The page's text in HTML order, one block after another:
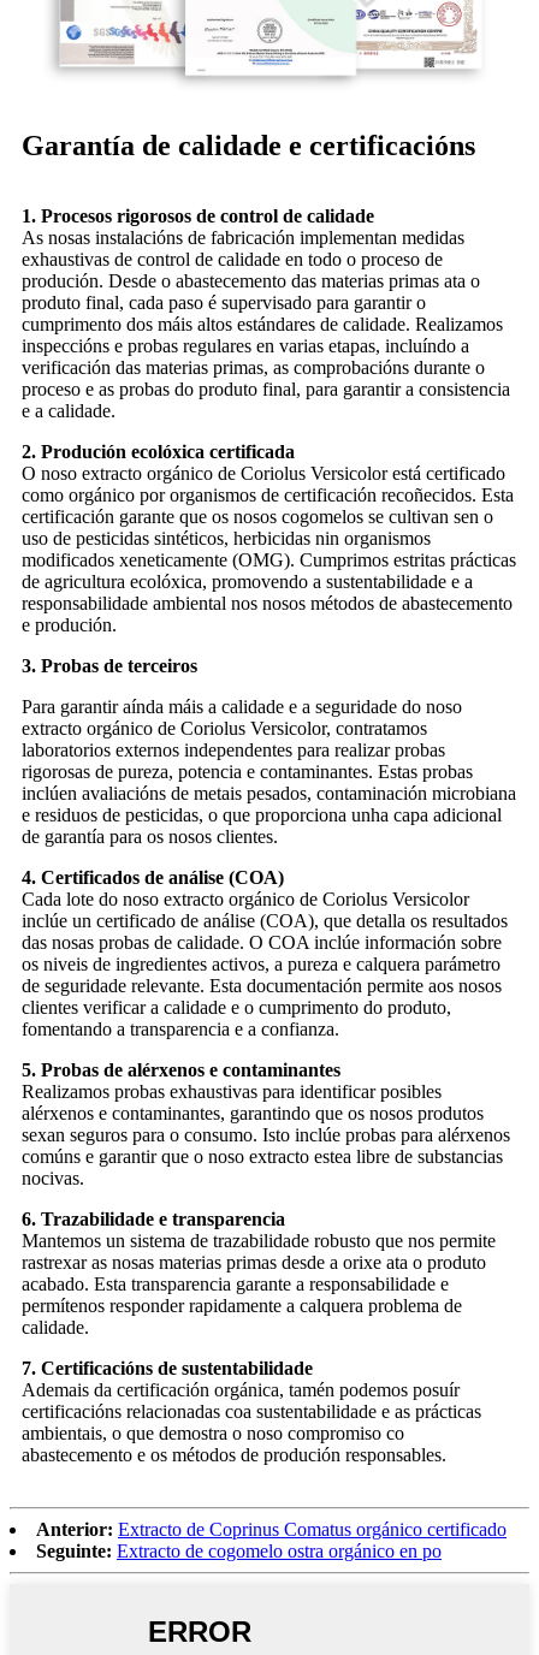
Garantía de calidade e certificacións
1. Procesos rigorosos de control de calidade
As nosas instalacións de fabricación implementan medidas
exhaustivas de control de calidade en todo o proceso de
produción. Desde o abastecemento das materias primas ata o
produto final, cada paso é supervisado para garantir o
cumprimento dos máis altos estándares de calidade. Realizamos
inspeccións e probas regulares en varias etapas, incluíndo a
verificación das materias primas, as comprobacións durante o
proceso e as probas do produto final, para garantir a consistencia
e a calidade.
2. Produción ecolóxica certificada
O noso extracto orgánico de Coriolus Versicolor está certificado
como orgánico por organismos de certificación recoñecidos. Esta
certificación garante que os nosos cogomelos se cultivan sen o
uso de pesticidas sintéticos, herbicidas nin organismos
modificados xeneticamente (OMG). Cumprimos estritas prácticas
de agricultura ecolóxica, promovendo a sustentabilidade e a
responsabilidade ambiental nos nosos métodos de abastecemento
e produción.
3. Probas de terceiros
Para garantir aínda máis a calidade e a seguridade do noso
extracto orgánico de Coriolus Versicolor, contratamos
laboratorios externos independentes para realizar probas
rigorosas de pureza, potencia e contaminantes. Estas probas
inclúen avaliacións de metais pesados, contaminación microbiana
e residuos de pesticidas, o que proporciona unha capa adicional
de garantía para os nosos clientes.
4. Certificados de análise (COA)
Cada lote do noso extracto orgánico de Coriolus Versicolor
inclúe un certificado de análise (COA), que detalla os resultados
das nosas probas de calidade. O COA inclúe información sobre
os niveis de ingredientes activos, a pureza e calquera parámetro
de seguridade relevante. Esta documentación permite aos nosos
clientes verificar a calidade e o cumprimento do produto,
fomentando a transparencia e a confianza.
5. Probas de alérxenos e contaminantes
Realizamos probas exhaustivas para identificar posibles
alérxenos e contaminantes, garantindo que os nosos produtos
sexan seguros para o consumo. Isto inclúe probas para alérxenos
comúns e garantir que o noso extracto estea libre de substancias
nocivas.
6. Trazabilidade e transparencia
Mantemos un sistema de trazabilidade robusto que nos permite
rastrexar as nosas materias primas desde a orixe ata o produto
acabado. Esta transparencia garante a responsabilidade e
permítenos responder rapidamente a calquera problema de
calidade.
7. Certificacións de sustentabilidade
Ademais da certificación orgánica, tamén podemos posuír
certificacións relacionadas coa sustentabilidade e as prácticas
ambientais, o que demostra o noso compromiso co
abastecemento e os métodos de produción responsables.
Anterior: Extracto de Coprinus Comatus orgánico certificado
Seguinte: Extracto de cogomelo ostra orgánico en po